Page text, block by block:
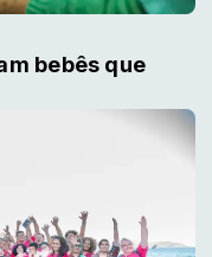
bebês que